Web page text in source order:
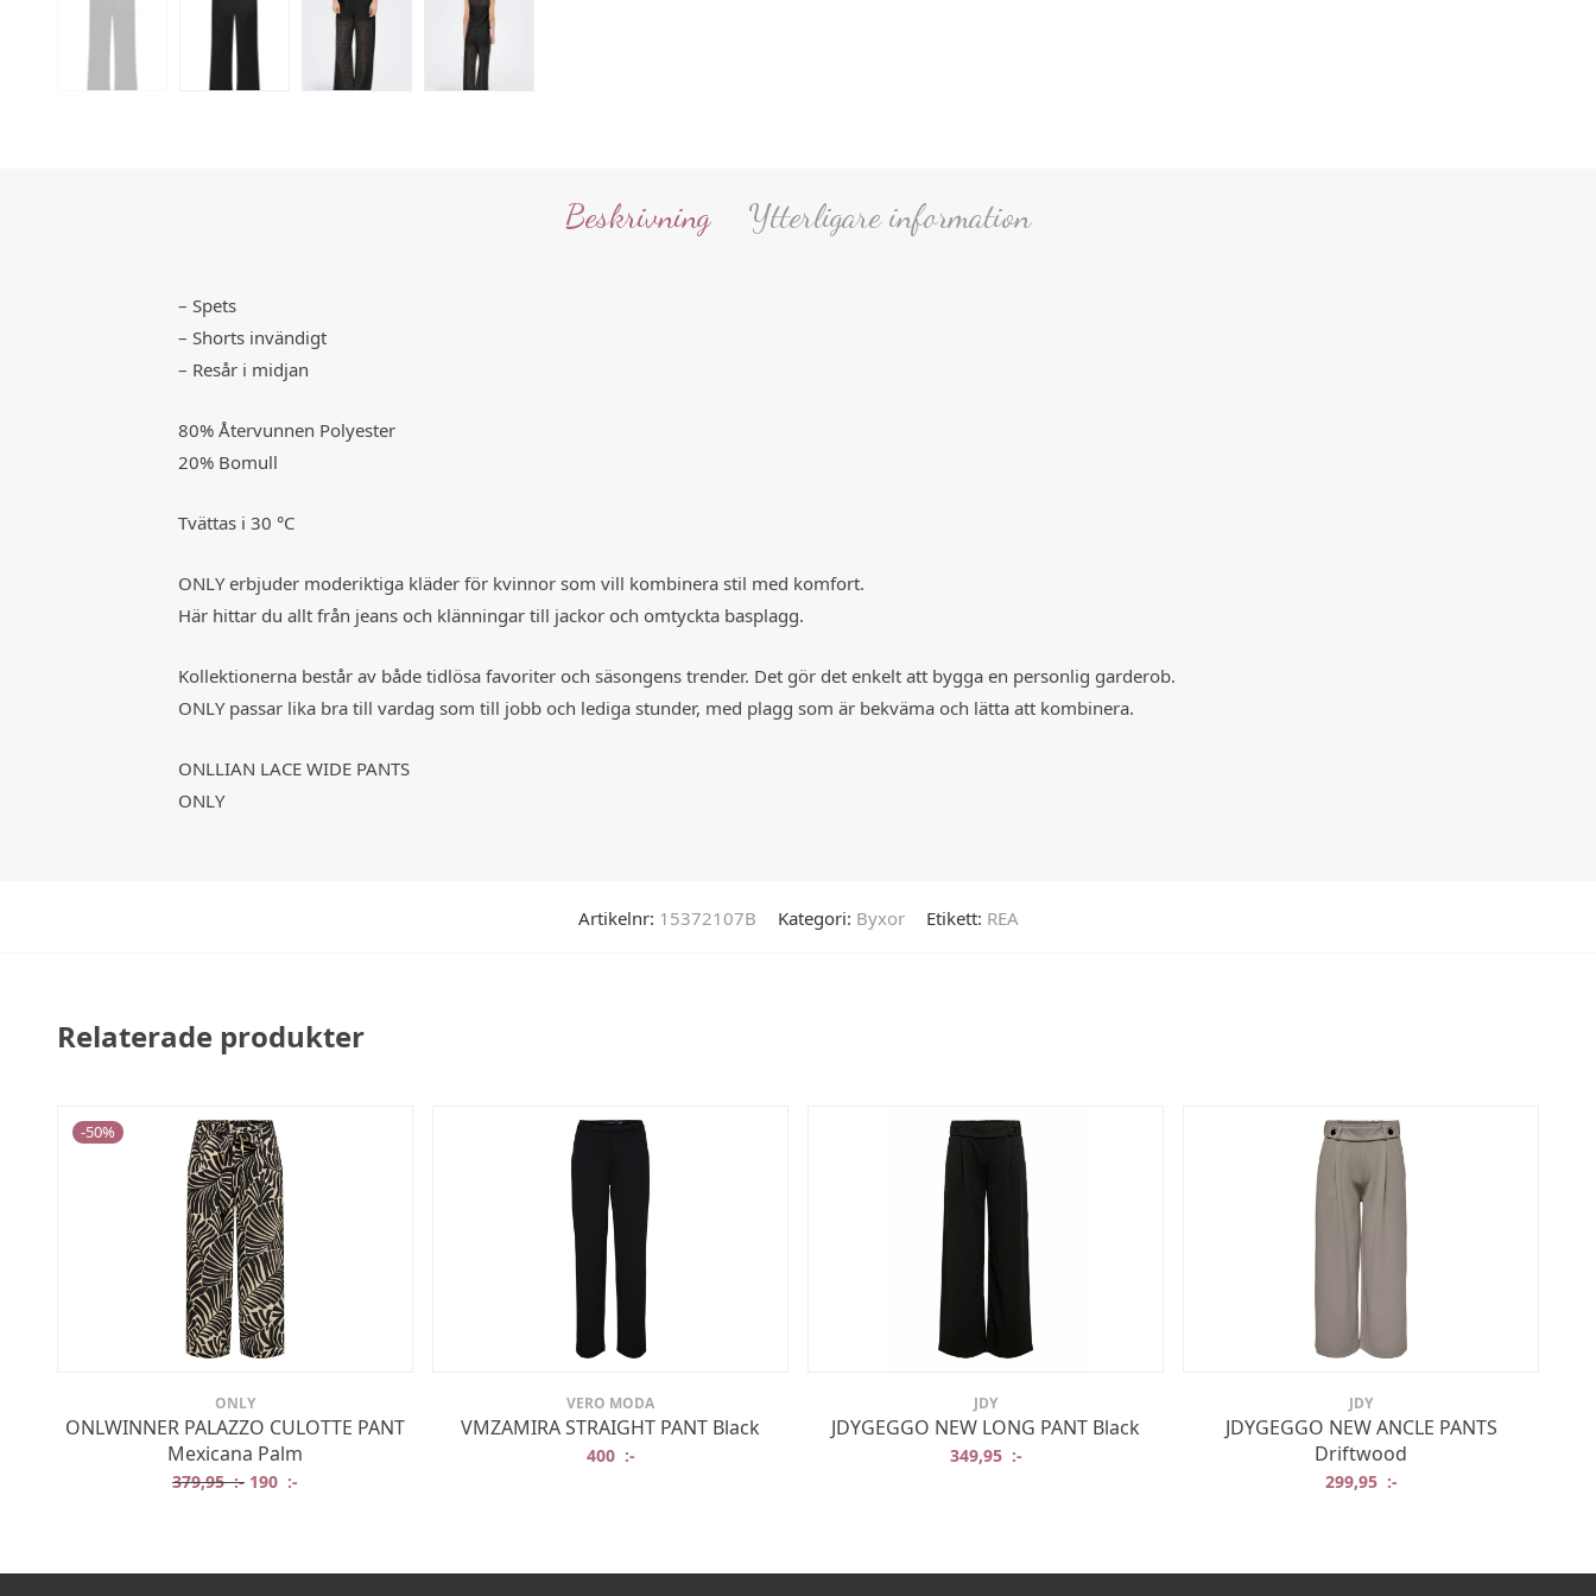
Beskrivning Ytterligare information
– Spets
– Shorts invändigt
– Resår i midjan
80% Återvunnen Polyester
20% Bomull
Tvättas i 30 °C
ONLY erbjuder moderiktiga kläder för kvinnor som vill kombinera stil med komfort.
Här hittar du allt från jeans och klänningar till jackor och omtyckta basplagg.
Kollektionerna består av både tidlösa favoriter och säsongens trender. Det gör det enkelt att bygga en personlig garderob.
ONLY passar lika bra till vardag som till jobb och lediga stunder, med plagg som är bekväma och lätta att kombinera.
ONLLIAN LACE WIDE PANTS
ONLY
Artikelnr: 15372107B Kategori: Byxor Etikett: REA
Relaterade produkter
-50%
ONLY
ONLWINNER PALAZZO CULOTTE PANT
Mexicana Palm
379,95:- Det ursprungliga priset var: 379,95 :-.
190 :-
VERO MODA
VMZAMIRA STRAIGHT PANT Black
400 :-
JDY
JDYGEGGO NEW LONG PANT Black
349,95 :-
JDY
JDYGEGGO NEW ANCLE PANTS
Driftwood
299,95 :-